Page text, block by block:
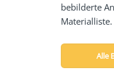
bebilderte
Materialliste.
Alle